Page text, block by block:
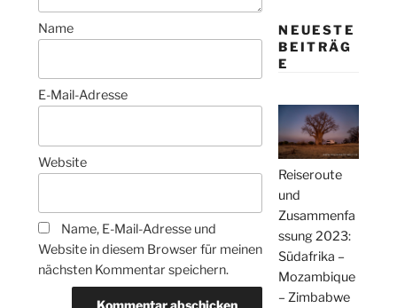
Name
E-Mail-Adresse
Website
Name, E-Mail-Adresse und
Website in diesem Browser für meinen
nächsten Kommentar speichern.
NEUESTE
BEITRÄG
E
Reiseroute
und
Zusammenfa
ssung 2023:
Südafrika –
Mozambique
– Zimbabwe